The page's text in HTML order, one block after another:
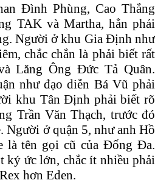
Đình Phùng, Cao Thắng
TAK và Martha, hẳn phải
Người ở khu Gia Định như
chắc chắn là phải biết rất
Lăng Ông Đức Tả Quân.
như đạo diễn Bá Vũ phải
khu Tân Định phải biết rõ
Trần Văn Thạch, trước đó
Người ở quận 5, như anh Hồ
là tên gọi cũ của Đống Đa.
ký ức lớn, chắc ít nhiều phải
hơn Eden.